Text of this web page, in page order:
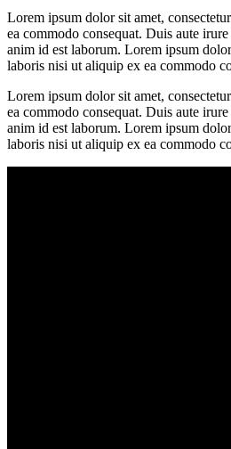
Lorem ipsum dolor sit amet,
ea commodo consequat. Duis aute
anim id est laborum. Lorem ipsum
laboris nisi ut aliquip ex ea commodo
Lorem ipsum dolor sit amet,
ea commodo consequat. Duis aute
anim id est laborum. Lorem ipsum
laboris nisi ut aliquip ex ea commodo